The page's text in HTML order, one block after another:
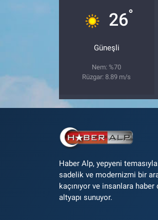
26°
Güneşli
Nem: %70
Rüzgar: 8.89 m/s
Haber Alp, yepyeni
sadelik ve modernizmi bir
kaçınıyor ve insanlara
altyapı sunuyor.